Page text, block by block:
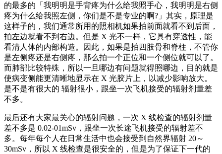
的最多的「我明明是手背疼为什么给我照手心，我明明是右侧
疼为什么给我照左侧，你们是不是专业的啊?」其实，原理是
这样子的，我们通常所用的照相机如果拍前面就看不到后面，
拍左边就看不到右边。但是 X 光不一样，它具有穿透性，能
看清人体的内部构造。因此，如果是拍四肢骨和脊柱，不管你
是左侧疼还是右侧疼，那么拍一个正位和一个侧位就可以了。
而肺部比较特殊，所以一旦哪边有问题就得照哪边，目的就是
使病变侧能更清晰地显示在 X 光胶片上，以减少影响放大。
是不是有很大的 辐射很小，跟坐一次飞机接受的辐射剂量差
不多。
最后还有大家最关心的辐射问题，一次 X 线检查的辐射剂量
差不多是 0.02-01mSv，跟坐一次长途飞机接受的辐射差不
多。每年每个人在日常生活中也会接受到自然界辐射 20～
30mSv，所以 X 线检查是很安全的，但是为了保证下一代的